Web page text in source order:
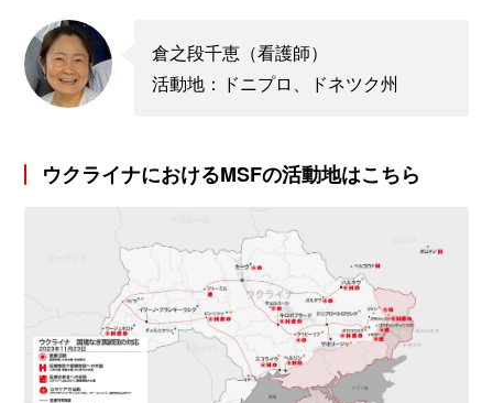
倉之段千恵（看護師）
活動地：ドニプロ、ドネツク州
ウクライナにおけるMSFの活動地はこちら